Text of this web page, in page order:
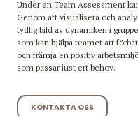
Under en Team Assessment
Genom att visualisera och
tydlig bild av dynamiken i
som kan hjälpa teamet att
och främja en positiv
som passar just ert behov.
KONTAKTA OSS